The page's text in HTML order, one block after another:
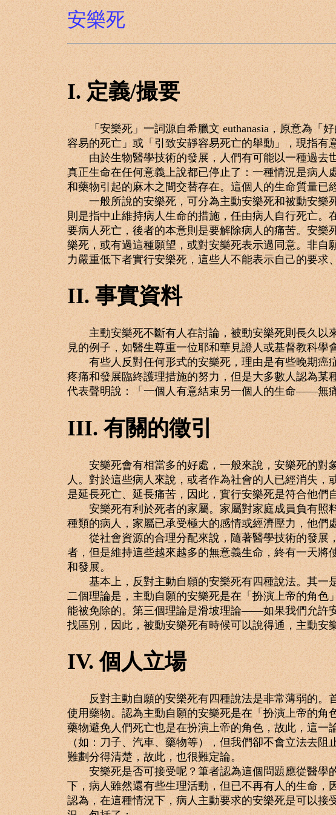
安樂死
I. 定義/撮要
「安樂死」一詞源自希臘文 euthanasia，原意為「好
容易的死亡」或「引致安靜容易死亡的舉動」，現指
由於生物醫學技術的發展，人們有可能以一種過去世
真正生命在任何意義上說都已停止了：一種情況是病
和藥物引起的麻木之間交替存在。這個人的生命質量已
一般所說的安樂死，可分為主動安樂死和被動安樂死
則是指中止維持病人生命的措施，任由病人自行死亡
要病人死亡，後者的本意則是要解除病人的痛苦。安
樂死，或有過這種願望，或對安樂死表示過同意。非
力嚴重低下者實行安樂死，這些人不能表示自己的要求
II. 事實資料
主動安樂死不斷有人在討論，被動安樂死則長久以來
見的例子，如醫生尊重一位耶和華見證人或基督教科學
有些人反對任何形式的安樂死，理由是有些晚期癌症
疼痛和發展臨終護理措施的努力，但是大多數人認為某
代表聲明說：「一個人有意結束另一個人的生命——
III. 有關的徵引
安樂死會有相當多的好處，一般來說，安樂死的對象
人。對於這些病人來說，或者作為社會的人已經消失
是延長死亡、延長痛苦，因此，實行安樂死是符合他們
安樂死有利於死者的家屬。家屬對家庭成員負有照料
種類的病人，家屬已承受極大的感情或經濟壓力，他們
從社會資源的合理分配來說，隨著醫學技術的發展，
者，但是維持這些越來越多的無意義生命，終有一天
和發展。
基本上，反對主動自願的安樂死有四種說法。其一是
二個理論是，主動自願的安樂死是在「扮演上帝的角
能被免除的。第三個理論是滑坡理論——如果我們允許
找區別，因此，被動安樂死有時候可以說得通，主動安
IV. 個人立場
反對主動自願的安樂死有四種說法是非常薄弱的。首
使用藥物。認為主動自願的安樂死是在「扮演上帝的
藥物避免人們死亡也是在扮演上帝的角色，故此，這
（如：刀子、汽車、藥物等），但我們卻不會立法去
難劃分得清楚，故此，也很難定論。
安樂死是否可接受呢？筆者認為這個問題應從醫學的
下，病人雖然還有些生理活動，但已不再有人的生命
認為，在這種情況下，病人主動要求的安樂死是可以